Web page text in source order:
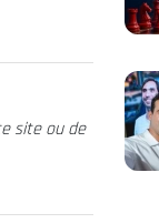
site ou de